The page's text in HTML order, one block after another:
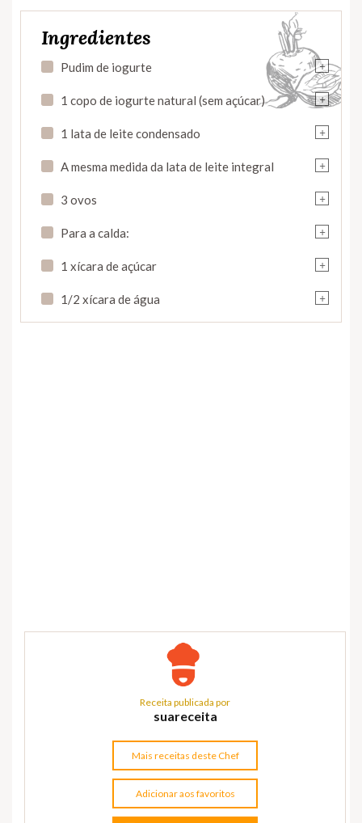
Ingredientes
+
Pudim de iogurte
+
1 copo de iogurte natural (sem açúcar)
+
1 lata de leite condensado
+
A mesma medida da lata de leite integral
+
3 ovos
+
Para a calda:
+
1 xícara de açúcar
+
1/2 xícara de água
Receita publicada por
suareceita
Mais receitas deste Chef
Adicionar aos favoritos